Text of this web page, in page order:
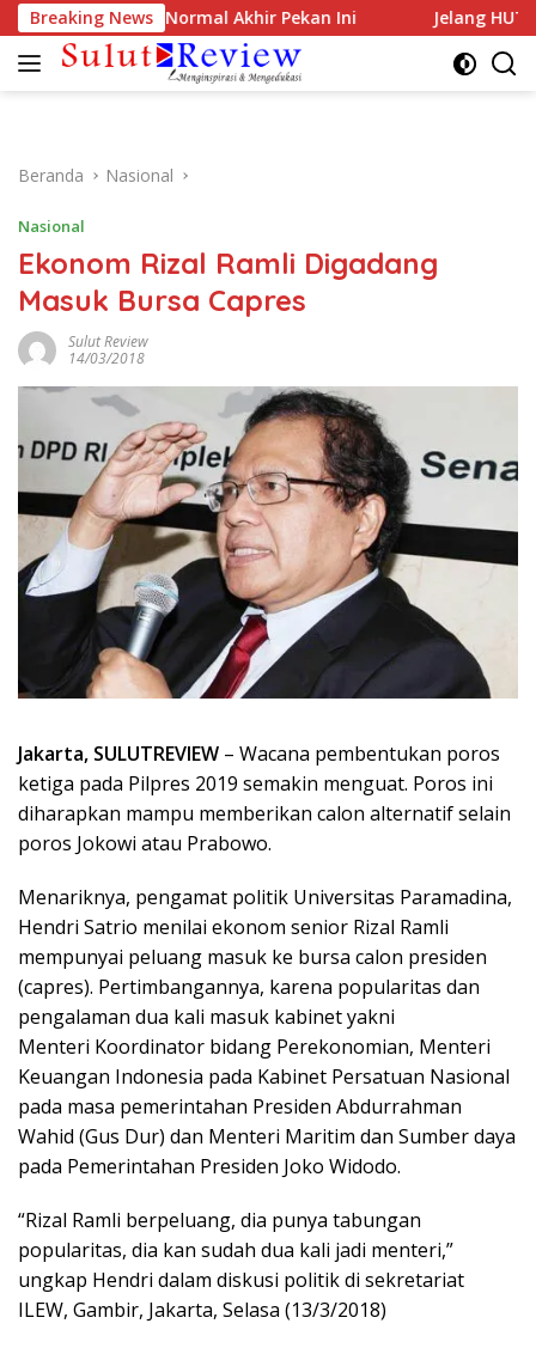
Langsung
ke
konten
Breaking News
Ditargetkan Normal Akhir Pekan Ini Jelang HUT RI
Beranda Nasional
Nasional
Ekonom Rizal Ramli Digadang
Masuk Bursa Capres
Sulut Review
14/03/2018
Jakarta, SULUTREVIEW – Wacana pembentukan poros
ketiga pada Pilpres 2019 semakin menguat. Poros ini
diharapkan mampu memberikan calon alternatif selain
poros Jokowi atau Prabowo.
Menariknya, pengamat politik Universitas Paramadina,
Hendri Satrio menilai ekonom senior Rizal Ramli
mempunyai peluang masuk ke bursa calon presiden
(capres). Pertimbangannya, karena popularitas dan
pengalaman dua kali masuk kabinet yakni
Menteri Koordinator bidang Perekonomian, Menteri
Keuangan Indonesia pada Kabinet Persatuan Nasional
pada masa pemerintahan Presiden Abdurrahman
Wahid (Gus Dur) dan Menteri Maritim dan Sumber daya
pada Pemerintahan Presiden Joko Widodo.
“Rizal Ramli berpeluang, dia punya tabungan
popularitas, dia kan sudah dua kali jadi menteri,”
ungkap Hendri dalam diskusi politik di sekretariat
ILEW, Gambir, Jakarta, Selasa (13/3/2018)